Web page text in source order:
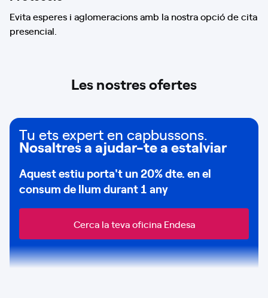
Evita esperes i aglomeracions amb la nostra opció de cita
presencial.
Les nostres ofertes
Tu ets expert en capbussons.
Nosaltres a ajudar-te a estalviar
Aquest estiu porta't un20% dte.en el
consum dellum durant 1 any
Cerca la teva oficina Endesa